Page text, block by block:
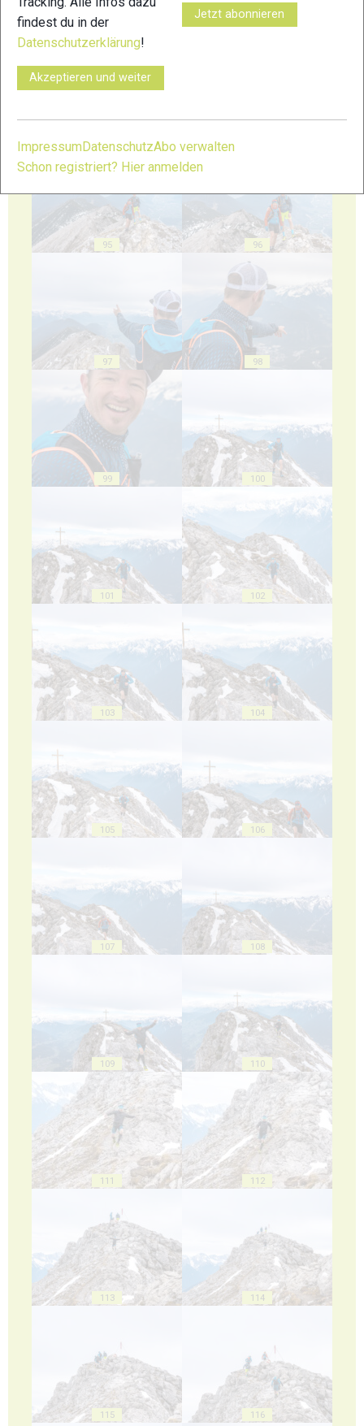
92
95 96
97 98
99 100
101 102
103 104
105 106
107 108
109 110
111 112
113 114
115 116
findest du in der
Datenschutzerklärung!
Akzeptieren und weiter
Jetzt abonnieren
Impressum DatenschutzAbo verwalten
Schon registriert? Hier anmelden